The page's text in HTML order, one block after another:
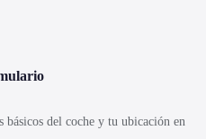
básicos del coche y tu ubicación en